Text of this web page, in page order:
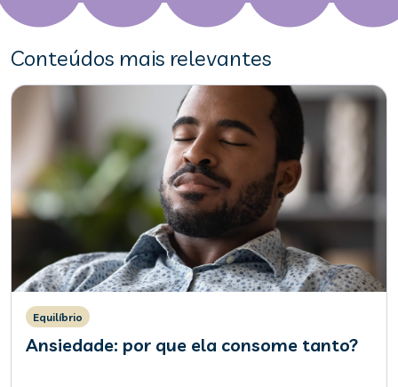
Conteúdos mais relevantes
Equilíbrio
Ansiedade: por que ela consome tanto?